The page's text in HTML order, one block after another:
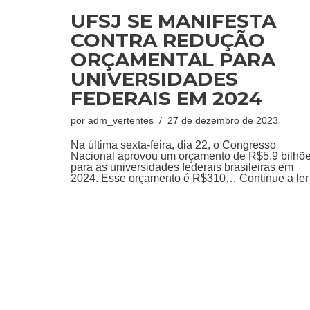
UFSJ SE MANIFESTA
CONTRA REDUÇÃO
ORÇAMENTAL PARA
UNIVERSIDADES
FEDERAIS EM 2024
por adm_vertentes 27 de dezembro de 2023
Na última sexta-feira, dia 22, o Congresso
Nacional aprovou um orçamento de R$5,9
para as universidades federais brasileiras em
2024. Esse orçamento é R$310… Continue a